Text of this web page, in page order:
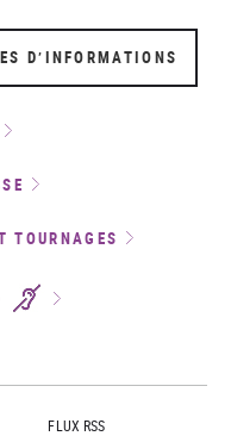
D’INFORMATIONS
TOURNAGES
FLUX RSS